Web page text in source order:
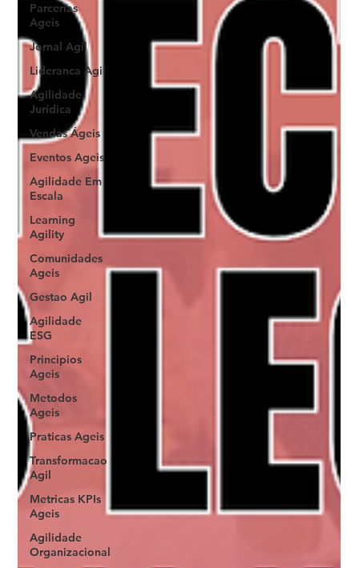
Parcerias
Ageis
Jornal Agil
Lideranca Agil
Agilidade
Jurídica
Vendas Ágeis
Eventos Ageis
Agilidade Em
Escala
Learning
Agility
Comunidades
Ageis
Gestao Agil
Agilidade
ESG
Principios
Ageis
Metodos
Ageis
Praticas Ageis
Transformacao
Agil
Metricas KPIs
Ageis
Agilidade
Organizacional